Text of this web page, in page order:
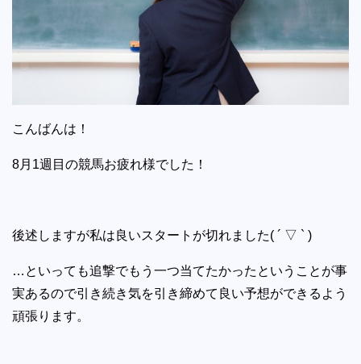
こんばんは！
8月1週目の競馬お疲れ様でした！
後述しますが私は良いスタートが切れました( ´ ▽ ` )
…といっても追撃でもう一つ当てたかったということが事
実あるので引き続き気を引き締めて良い予想ができるよう
頑張ります。